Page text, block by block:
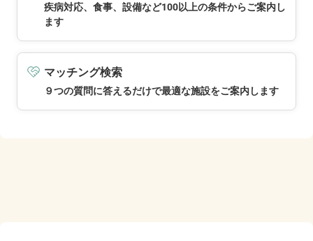
疾病対応、食事、設備など100以上の条件からご案内し
ます
マッチング検索
９つの質問に答えるだけで最適な施設をご案内します